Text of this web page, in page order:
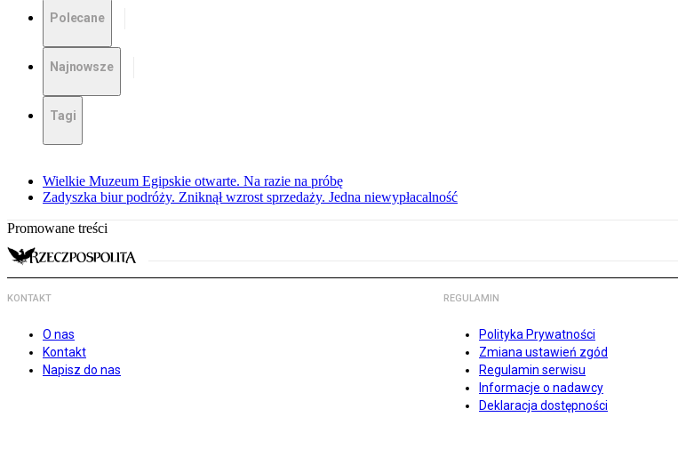
Polecane
Najnowsze
Tagi
Wielkie Muzeum Egipskie otwarte. Na razie na próbę
Zadyszka biur podróży. Zniknął wzrost sprzedaży. Jedna niewypłacalność
Promowane treści
KONTAKT
O nas
Kontakt
Napisz do nas
REGULAMIN
Polityka Prywatności
Zmiana ustawień zgód
Regulamin serwisu
Informacje o nadawcy
Deklaracja dostępności